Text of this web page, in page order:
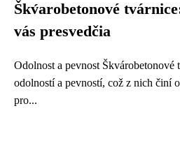
Škv́arobetonové
vás presvedčia
Odolnost a pevnost Škvárobetonové
odolností a pevností, což z nich činí
pro...